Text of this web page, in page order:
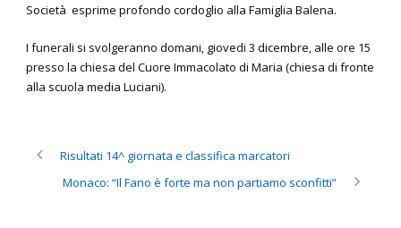
Società esprime profondo cordoglio alla Famiglia Balena.
I funerali si svolgeranno domani, giovedi 3 dicembre, alle ore 15
presso la chiesa del Cuore Immacolato di Maria (chiesa di fronte
alla scuola media Luciani).
Risultati 14^ giornata e classifica marcatori
Monaco: “Il Fano è forte ma non partiamo sconfitti”